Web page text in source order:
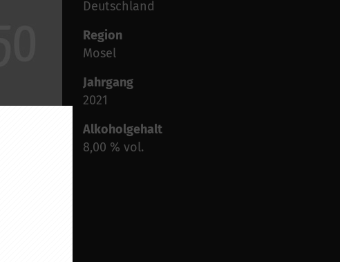
Deutschland
Region
Mosel
Jahrgang
2021
Alkoholgehalt
8,00 % vol.